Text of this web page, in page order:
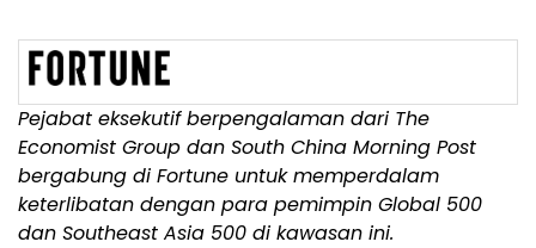
Pejabat eksekutif berpengalaman dari The
Economist Group dan South China Morning Post
bergabung di Fortune untuk memperdalam
keterlibatan dengan para pemimpin Global 500
dan Southeast Asia 500 di kawasan ini.